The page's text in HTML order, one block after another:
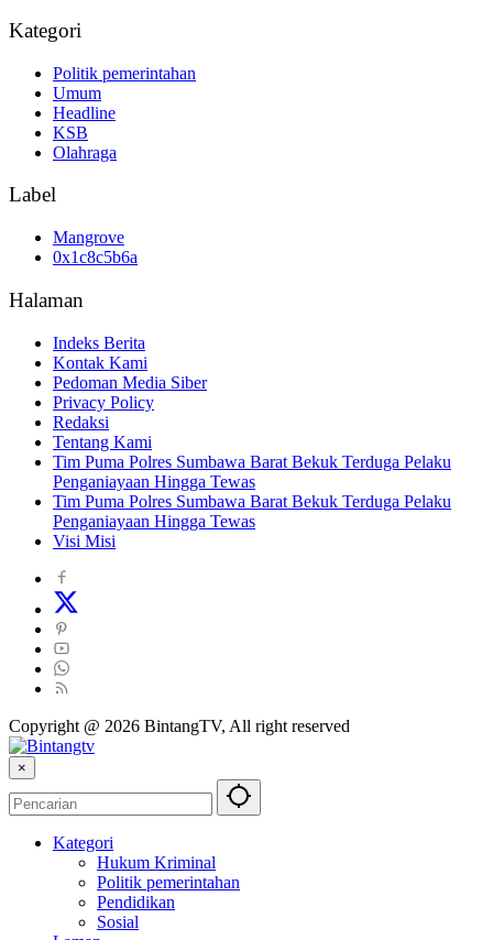
Kategori
Politik pemerintahan
Umum
Headline
KSB
Olahraga
Label
Mangrove
0x1c8c5b6a
Halaman
Indeks Berita
Kontak Kami
Pedoman Media Siber
Privacy Policy
Redaksi
Tentang Kami
Tim Puma Polres Sumbawa Barat Bekuk Terduga Pelaku
Penganiayaan Hingga Tewas
Tim Puma Polres Sumbawa Barat Bekuk Terduga Pelaku
Penganiayaan Hingga Tewas
Visi Misi
Copyright @ 2026 BintangTV, All right reserved
×
Kategori
Hukum Kriminal
Politik pemerintahan
Pendidikan
Sosial